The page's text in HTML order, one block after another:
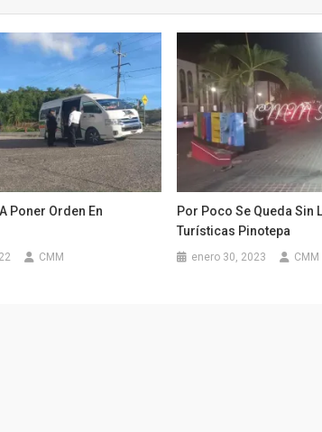
Poner Orden En
CMM
Por Poco Se Queda Sin
Turísticas Pinotepa
enero 30, 2023 CMM